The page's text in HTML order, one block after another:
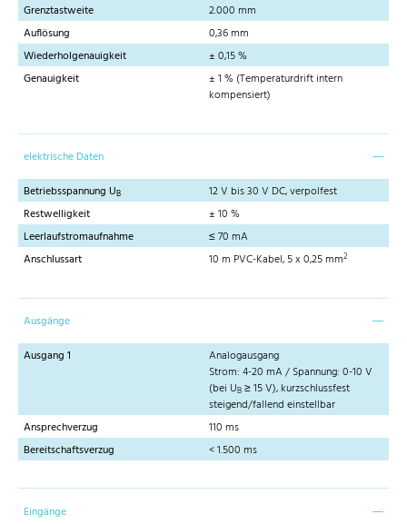
Grenztastweite
2.000 mm
Auflösung
0,36 mm
Wiederholgenauigkeit
± 0,15 %
Genauigkeit
± 1 % (Temperaturdrift intern
kompensiert)
elektrische Daten
Betriebsspannung UB
12 V bis 30 V DC, verpolfest
Restwelligkeit
± 10 %
Leerlaufstromaufnahme
≤ 70 mA
Anschlussart
10 m PVC-Kabel, 5 x 0,25 mm2
Ausgänge
Ausgang 1
Analogausgang
Strom: 4-20 mA / Spannung: 0-10 V
(bei UB ≥ 15 V), kurzschlussfest
steigend/fallend einstellbar
Ansprechverzug
110 ms
Bereitschaftsverzug
< 1.500 ms
Eingänge